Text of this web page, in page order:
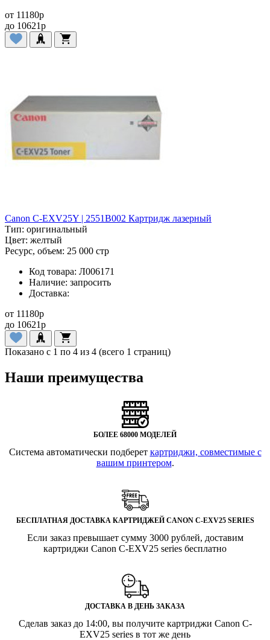
от 11180p
до 10621p
Canon C-EXV25Y | 2551B002 Картридж лазерный
Тип: оригинальный
Цвет: желтый
Ресурс, объем: 25 000 стр
Код товара: Л006171
Наличие: запросить
Доставка:
от 11180p
до 10621p
Показано с 1 по 4 из 4 (всего 1 страниц)
Наши преимущества
БОЛЕЕ 68000 МОДЕЛЕЙ
Система автоматически подберет картриджи, совместимые с
вашим принтером.
БЕСПЛАТНАЯ ДОСТАВКА КАРТРИДЖЕЙ CANON C-EXV25 SERIES
Если заказ превышает сумму 3000 рублей, доставим
картриджи Canon C-EXV25 series бесплатно
ДОСТАВКА В ДЕНЬ ЗАКАЗА
Сделав заказ до 14:00, вы получите картриджи Canon C-
EXV25 series в тот же день